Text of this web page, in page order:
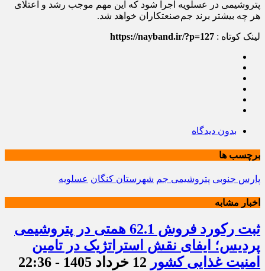
پتروشیمی در عسلویه اجرا شود که این مهم موجب رشد و اعتلای
هر چه بیشتر برند جم‌صنعتکاران خواهد شد.
لینک کوتاه : https://nayband.ir/?p=127
بدون دیدگاه
برچسب ها
پارس جنوبی پتروشیمی جم شهرستان کنگان عسلویه
اخبار مشابه
ثبت رکورد فروش 62.1 همتی در پتروشیمی
پردیس؛ ایفای نقش استراتژیک در تامین
امنیت غذایی کشور 12 خرداد 1405 - 22:36